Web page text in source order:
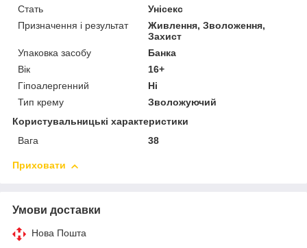
Стать
Унісекс
Призначення і результат
Живлення, Зволоження,
Захист
Упаковка засобу
Банка
Вік
16+
Гіпоалергенний
Ні
Тип крему
Зволожуючий
Користувальницькі характеристики
Вага
38
Приховати
Умови доставки
Нова Пошта